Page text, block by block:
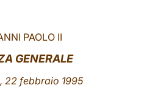
PAOLO II
GENERALE
22 febbraio 1995